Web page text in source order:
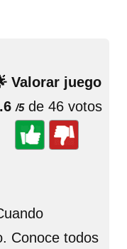
Valorar juego
/5de 46 votos
Conoce todos